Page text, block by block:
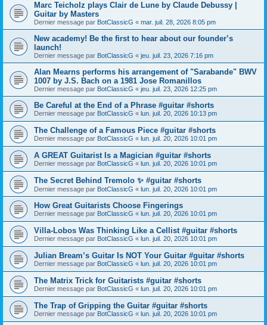
Marc Teicholz plays Clair de Lune by Claude Debussy |
Guitar by Masters
Dernier message par BotClassicG « mar. juil. 28, 2026 8:05 pm
New academy! Be the first to hear about our founder’s
launch!
Dernier message par BotClassicG « jeu. juil. 23, 2026 7:16 pm
Alan Mearns performs his arrangement of "Sarabande" BWV
1007 by J.S. Bach on a 1981 Jose Romanillos
Dernier message par BotClassicG « jeu. juil. 23, 2026 12:25 pm
Be Careful at the End of a Phrase #guitar #shorts
Dernier message par BotClassicG « lun. juil. 20, 2026 10:13 pm
The Challenge of a Famous Piece #guitar #shorts
Dernier message par BotClassicG « lun. juil. 20, 2026 10:01 pm
A GREAT Guitarist Is a Magician #guitar #shorts
Dernier message par BotClassicG « lun. juil. 20, 2026 10:01 pm
The Secret Behind Tremolo ✨ #guitar #shorts
Dernier message par BotClassicG « lun. juil. 20, 2026 10:01 pm
How Great Guitarists Choose Fingerings
Dernier message par BotClassicG « lun. juil. 20, 2026 10:01 pm
Villa-Lobos Was Thinking Like a Cellist #guitar #shorts
Dernier message par BotClassicG « lun. juil. 20, 2026 10:01 pm
Julian Bream’s Guitar Is NOT Your Guitar #guitar #shorts
Dernier message par BotClassicG « lun. juil. 20, 2026 10:01 pm
The Matrix Trick for Guitarists #guitar #shorts
Dernier message par BotClassicG « lun. juil. 20, 2026 10:01 pm
The Trap of Gripping the Guitar #guitar #shorts
Dernier message par BotClassicG « lun. juil. 20, 2026 10:01 pm